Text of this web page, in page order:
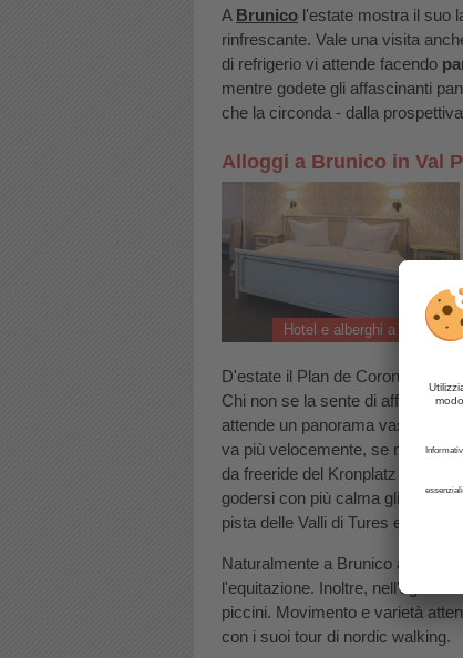
A Brunico l'estate mostra il suo
rinfrescante. Vale una visita
di refrigerio vi attende facendo
mentre godete gli affascinanti
che la circonda - dalla
Alloggi a Brunico in Val
Hotel e alberghi a Brunico
D'estate il Plan de Corones è
Chi non se la sente di
attende un panorama vastissimo,
va più velocemente, se non altro
da freeride del Kronplatz Bike
godersi con più calma gli
pista delle Valli di Tures e Aurina.
Naturalmente a Brunico al Plan
l'equitazione. Inoltre, nell'agosto
piccini. Movimento e varietà
con i suoi tour di nordic walking.